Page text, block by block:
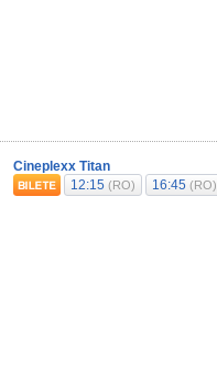
Cineplexx Titan
12:15(RO) 16:45(RO)